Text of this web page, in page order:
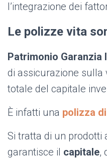
l’integrazione dei
Le polizze vita
Patrimonio Garanzia
di assicurazione sulla
totale del capitale
È infatti una polizza
Si tratta di un prodotti
garantisce il capitale,